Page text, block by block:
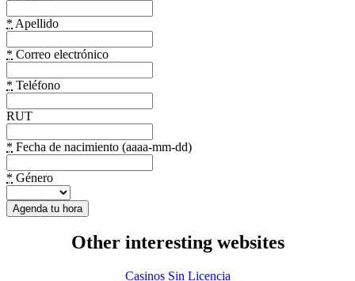
* Apellido
* Correo electrónico
* Teléfono
RUT
* Fecha de nacimiento (aaaa-mm-dd)
* Género
Other interesting websites
Casinos Sin Licencia